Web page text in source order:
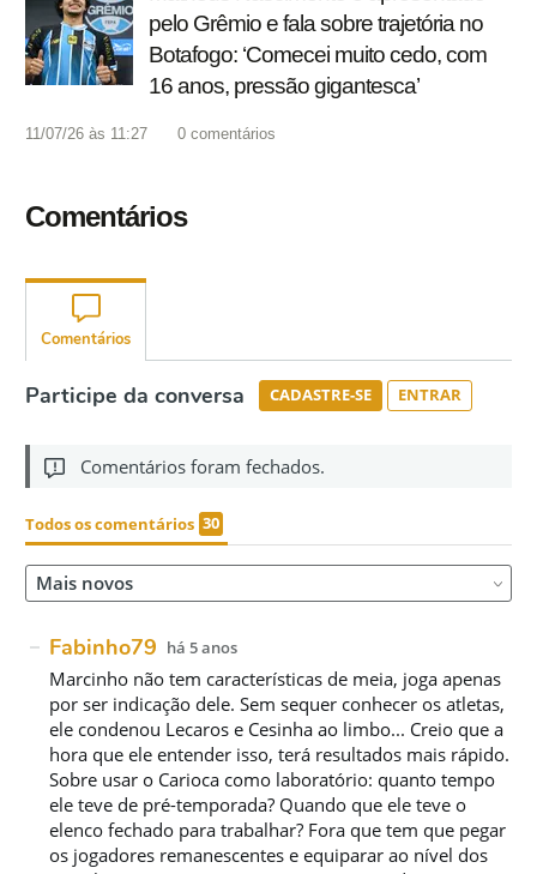
pelo Grêmio e fala sobre trajetória no
Botafogo: ‘Comecei muito cedo, com
16 anos, pressão gigantesca’
11/07/26 às 11:27 0 comentários
Comentários